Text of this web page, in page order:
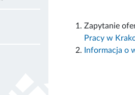
Zapytanie
Pracy w
Informacja o